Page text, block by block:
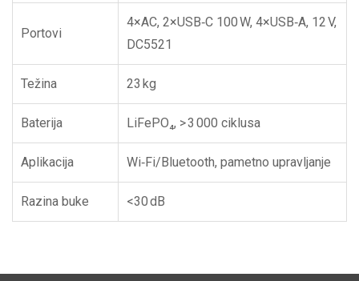
Portovi
4×AC, 2×USB‑C 100 W, 4×USB‑A, 12 V,
DC5521
Težina 23 kg
Baterija LiFePO₄, > 3 000 ciklusa
Aplikacija Wi‑Fi/Bluetooth, pametno upravljanje
Razina buke <30 dB